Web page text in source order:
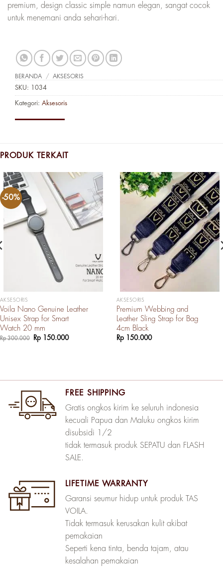
premium, design classic simple namun elegan, sangat cocok
untuk menemani anda sehari-hari.
BERANDA / AKSESORIS
SKU: 1034
Kategori: Aksesoris
PRODUK TERKAIT
-50%
AKSESORIS
Voila Nano Genuine Leather
Unisex Strap for Smart
Watch 20 mm
Rp300.000
Harga
aslinya
Rp 150.000Harga
AKSESORIS
Premium Webbing and
Leather Sling Strap for Bag
4cm Black
Rp150.000
FREE SHIPPING
Gratis ongkos kirim ke seluruh indonesia
kecuali Papua dan Maluku ongkos kirim
disubsidi 1/2
tidak termasuk produk SEPATU dan FLASH
SALE.
LIFETIME WARRANTY
Garansi seumur hidup untuk produk TAS
VOILA.
Tidak termasuk kerusakan kulit akibat
pemakaian
Seperti kena tinta, benda tajam, atau
kesalahan pemakaian